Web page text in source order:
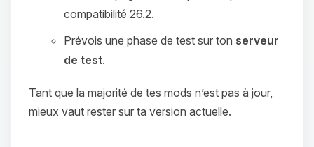
compatibilité 26.2.
Prévois une phase de test sur ton serveur
de test.
Tant que la majorité de tes mods n’est pas à jour,
mieux vaut rester sur ta version actuelle.